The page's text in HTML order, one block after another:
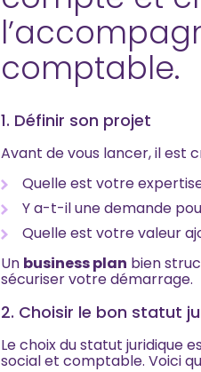
comptable.
1. Définir son projet
Avant de vous lancer, il est
Quelle est votre
Y a-t-il une demande
Quelle est votre valeur
Un business plan bien
sécuriser votre démarrage.
2. Choisir le bon statut
Le choix du statut juridique
social et comptable. Voici